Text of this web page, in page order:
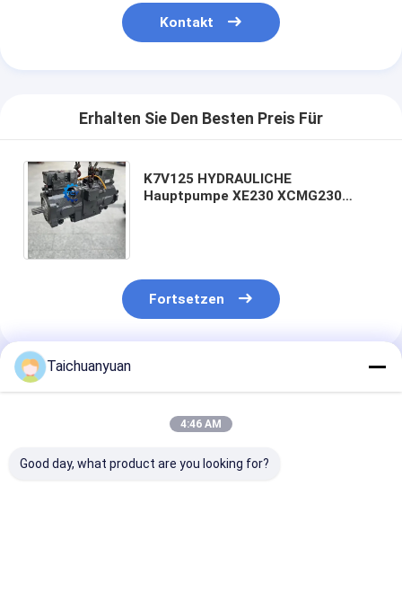
Kontakt
Erhalten Sie Den Besten Preis Für
K7V125 HYDRAULICHE
Hauptpumpe XE230 XCMG230
Fortsetzen
Empfohlene Produkte
Taichuanyuan
4:46 AM
Good day, what product are you looking for?